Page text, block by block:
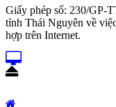
Giấy phép số: 230/GP-
tỉnh Thái Nguyên về
hợp trên Internet.